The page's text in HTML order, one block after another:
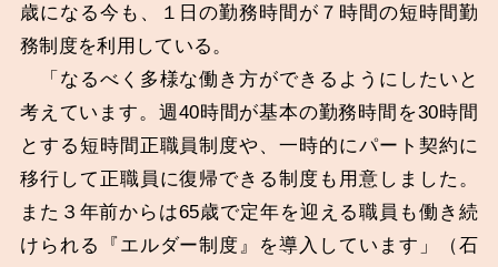
歳になる今も、１日の勤務時間が７時間の短時間勤
務制度を利用している。
「なるべく多様な働き方ができるようにしたいと
考えています。週40時間が基本の勤務時間を30時間
とする短時間正職員制度や、一時的にパート契約に
移行して正職員に復帰できる制度も用意しました。
また３年前からは65歳で定年を迎える職員も働き続
けられる『エルダー制度』を導入しています」（石